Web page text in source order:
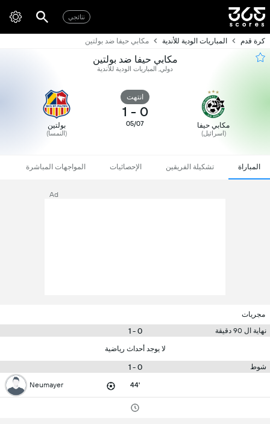
نتائجي
كرة قدم المباريات الودية للأندية مكابي حيفا ضد بولتين
مكابي حيفا ضد بولتين
دولي, المباريات الودية للأندية
مكابي حيفا
(اسرائيل)
انتهت
0
-
1
05/07 بولتين
(النمسا)
المباراة تشكيلة الفريقين الإحصائيات المواجهات المباشرة
Ad
مجريات
نهاية ال 90 دقيقة
0 - 1
لا يوجد أحداث رياضية
شوط 0 - 1
44'
Neumayer